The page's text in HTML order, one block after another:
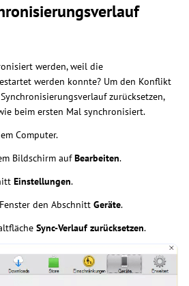
werden, weil die
werden konnte? Um den Konflikt
zurücksetzen,
beim ersten Mal synchronisiert.
Computer.
Bildschirm aufBearbeiten.
Einstellungen.
den Abschnitt Geräte.
Sync-Verlauf zurücksetzen.